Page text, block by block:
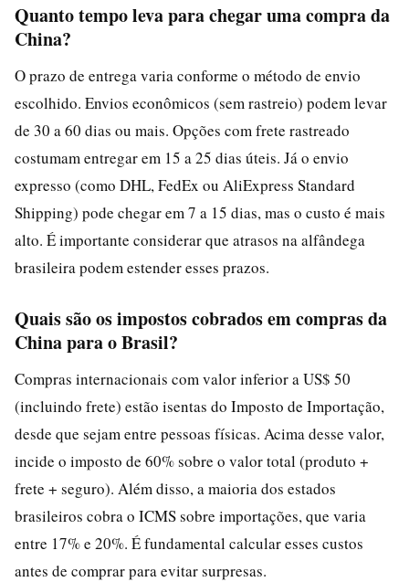
Quanto tempo leva para chegar uma compra da
China?
O prazo de entrega varia conforme o método de envio
escolhido. Envios econômicos (sem rastreio) podem levar
de 30 a 60 dias ou mais. Opções com frete rastreado
costumam entregar em 15 a 25 dias úteis. Já o envio
expresso (como DHL, FedEx ou AliExpress Standard
Shipping) pode chegar em 7 a 15 dias, mas o custo é mais
alto. É importante considerar que atrasos na alfândega
brasileira podem estender esses prazos.
Quais são os impostos cobrados em compras da
China para o Brasil?
Compras internacionais com valor inferior a US$ 50
(incluindo frete) estão isentas do Imposto de Importação,
desde que sejam entre pessoas físicas. Acima desse valor,
incide o imposto de 60% sobre o valor total (produto +
frete + seguro). Além disso, a maioria dos estados
brasileiros cobra o ICMS sobre importações, que varia
entre 17% e 20%. É fundamental calcular esses custos
antes de comprar para evitar surpresas.